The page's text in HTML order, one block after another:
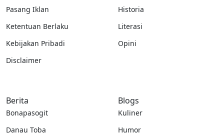
Pasang Iklan
Ketentuan Berlaku
Kebijakan Pribadi
Disclaimer
Historia
Literasi
Opini
Berita
Bonapasogit
Danau Toba
Blogs
Kuliner
Humor